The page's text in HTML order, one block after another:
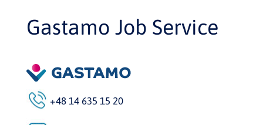
Gastamo Job Service
+48 14 635 15 20